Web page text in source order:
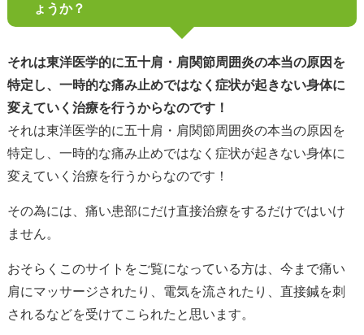
ょうか？
それは東洋医学的に五十肩・肩関節周囲炎の本当の原因を
特定し、一時的な痛み止めではなく症状が起きない身体に
変えていく治療を行うからなのです！
それは東洋医学的に五十肩・肩関節周囲炎の本当の原因を
特定し、一時的な痛み止めではなく症状が起きない身体に
変えていく治療を行うからなのです！
その為には、痛い患部にだけ直接治療をするだけではいけ
ません。
おそらくこのサイトをご覧になっている方は、今まで痛い
肩にマッサージされたり、電気を流されたり、直接鍼を刺
されるなどを受けてこられたと思います。